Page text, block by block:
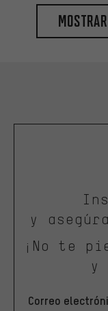
y
¡No te
y
Correo